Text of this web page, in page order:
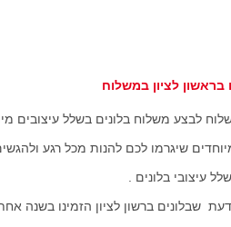
בראשון לציון במשלוח
לבצע משלוח בלונים בשלל עיצובים
שיגרמו לכם להנות מכל רגע
עיצובי בלונים .